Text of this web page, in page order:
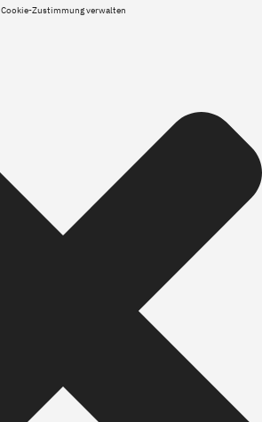
Cookie-Zustimmung verwalten